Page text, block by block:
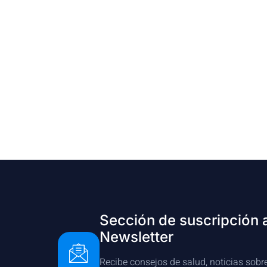
Sección de suscripción
Newsletter
Recibe consejos de salud, noticias